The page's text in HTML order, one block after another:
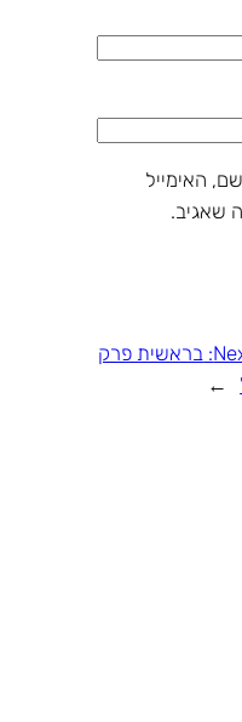
האימייל
שאגיב.
בראשית פרק
→